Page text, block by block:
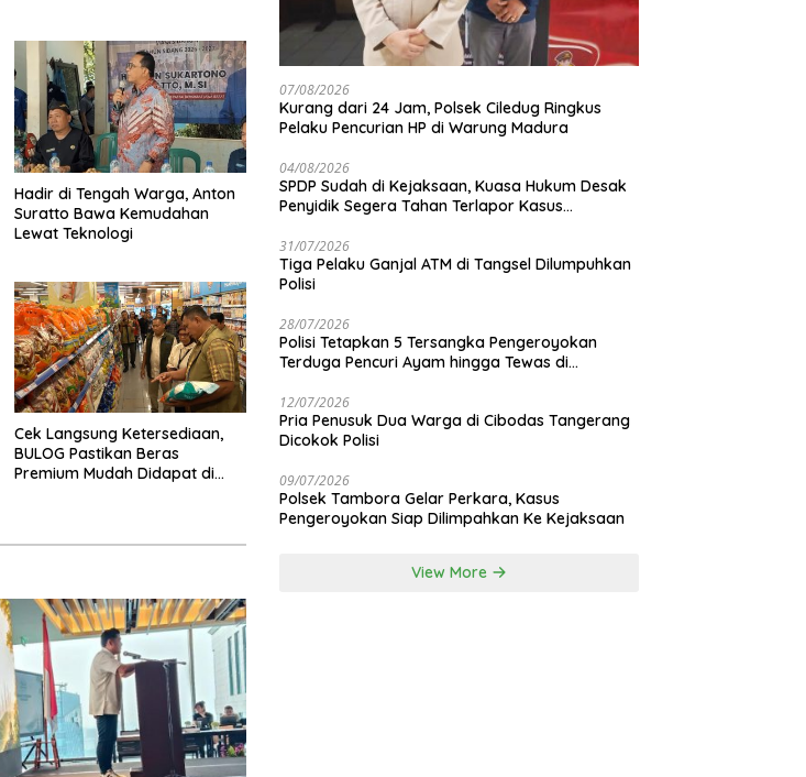
Hadir di Tengah Warga, Anton
Suratto Bawa Kemudahan
Lewat Teknologi
Cek Langsung Ketersediaan,
BULOG Pastikan Beras
Premium Mudah Didapat di
07/08/2026
Kurang dari 24 Jam, Polsek Ciledug Ringkus
Pelaku Pencurian HP di Warung Madura
04/08/2026
SPDP Sudah di Kejaksaan, Kuasa Hukum Desak
Penyidik Segera Tahan Terlapor Kasus
31/07/2026
Tiga Pelaku Ganjal ATM di Tangsel Dilumpuhkan
Polisi
28/07/2026
Polisi Tetapkan 5 Tersangka Pengeroyokan
Terduga Pencuri Ayam hingga Tewas di
12/07/2026
Pria Penusuk Dua Warga di Cibodas Tangerang
Dicokok Polisi
09/07/2026
Polsek Tambora Gelar Perkara, Kasus
Pengeroyokan Siap Dilimpahkan Ke Kejaksaan
View More